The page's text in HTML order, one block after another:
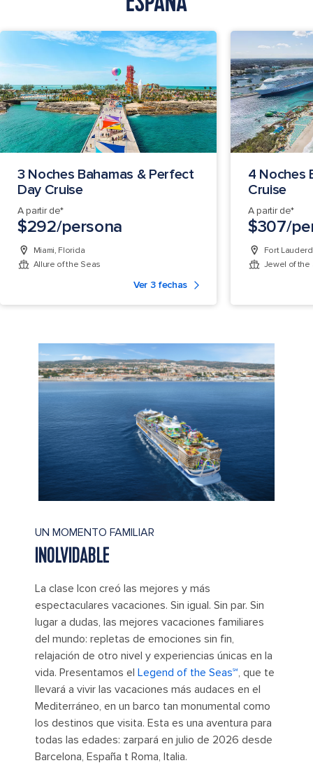
3 Noches Bahamas & Perfect
Day Cruise
A partir de*
$292/persona
Miami, Florida
Allure of the Seas
Ver 3 fechas
4 Noches
Cruise
A partir de*
$307/
Fort
Jewel of the
UN MOMENTO FAMILIAR
INOLVIDABLE
La clase Icon creó las mejores y más
espectaculares vacaciones. Sin igual. Sin par. Sin
lugar a dudas, las mejores vacaciones familiares
del mundo: repletas de emociones sin fin,
relajación de otro nivel y experiencias únicas en la
vida. Presentamos el Legend of the Seas℠, que te
llevará a vivir las vacaciones más audaces en el
Mediterráneo, en un barco tan monumental como
los destinos que visita. Esta es una aventura para
todas las edades: zarpará en julio de 2026 desde
Barcelona, España t Roma, Italia.